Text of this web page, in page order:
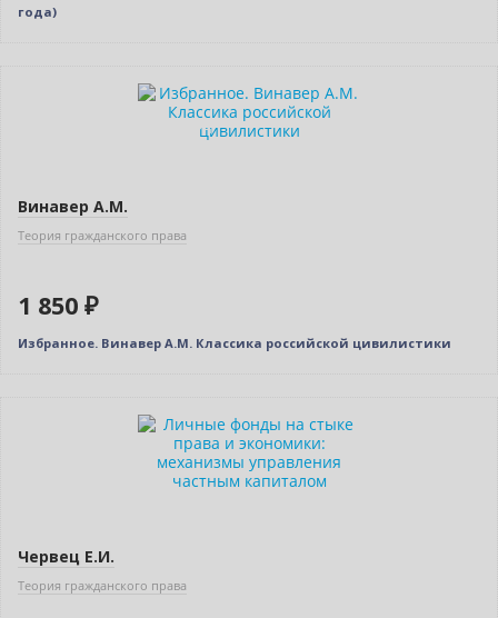
года)
Индивидуальный подход
Винавер А.М.
Теория гражданского права
1 850 ₽
Избранное. Винавер А.М. Классика российской цивилистики
Червец Е.И.
Теория гражданского права